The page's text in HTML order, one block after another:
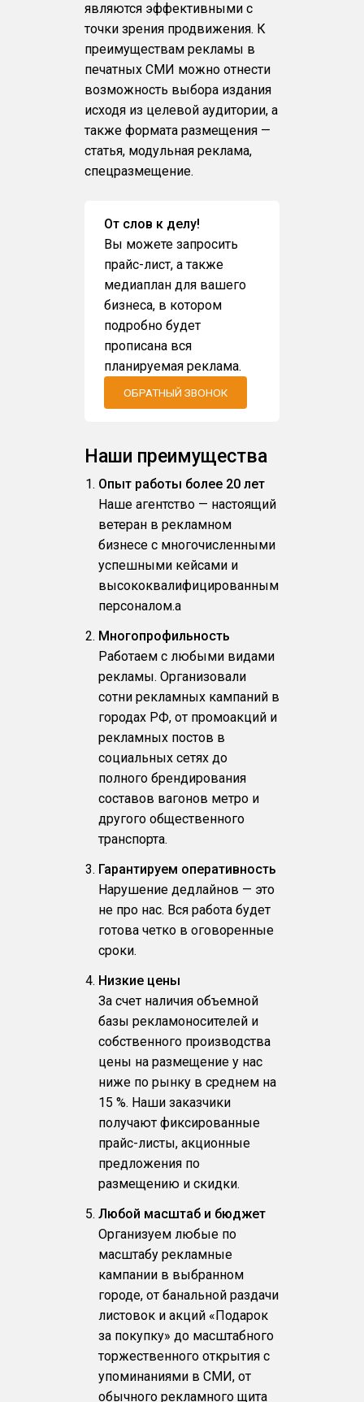
являются эффективными с
точки зрения продвижения. К
преимуществам рекламы в
печатных СМИ можно отнести
возможность выбора издания
исходя из целевой аудитории, а
также формата размещения —
статья, модульная реклама,
спецразмещение.
От слов к делу!
Вы можете запросить
прайс-лист, а также
медиаплан для вашего
бизнеса, в котором
подробно будет
прописана вся
планируемая реклама.
ОБРАТНЫЙ ЗВОНОК
Наши преимущества
Опыт работы более 20 лет
Наше агентство — настоящий
ветеран в рекламном
бизнесе с многочисленными
успешными кейсами и
высококвалифицированным
персоналом.a
Многопрофильность
Работаем с любыми видами
рекламы. Организовали
сотни рекламных кампаний в
городах РФ, от промоакций и
рекламных постов в
социальных сетях до
полного брендирования
составов вагонов метро и
другого общественного
транспорта.
Гарантируем оперативность
Нарушение дедлайнов — это
не про нас. Вся работа будет
готова четко в оговоренные
сроки.
Низкие цены
За счет наличия объемной
базы рекламоносителей и
собственного производства
цены на размещение у нас
ниже по рынку в среднем на
15 %. Наши заказчики
получают фиксированные
прайс-листы, акционные
предложения по
размещению и скидки.
Любой масштаб и бюджет
Организуем любые по
масштабу рекламные
кампании в выбранном
городе, от банальной раздачи
листовок и акций «Подарок
за покупку» до масштабного
торжественного открытия с
упоминаниями в СМИ, от
обычного рекламного щита